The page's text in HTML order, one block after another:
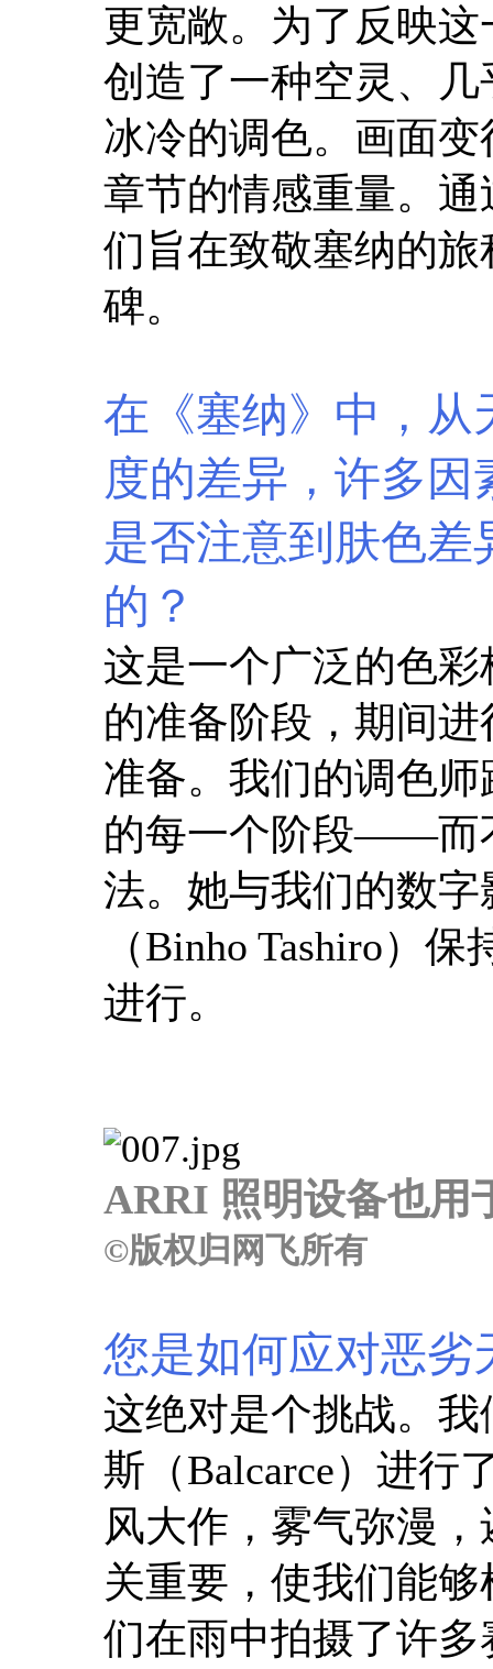
更宽敞。为了反映
创造了一种空灵、
冰冷的调色。画面
章节的情感重量。
们旨在致敬塞纳的
碑。
在《塞纳》中，从
度的差异，许多
是否注意到肤色差
的？
这是一个广泛的色
的准备阶段，期间
准备。我们的调色
的每一个阶段——而
法。她与我们的数
（Binho Tashiro）
进行。
ARRI 照明设备也用
©版权归网飞所有
您是如何应对恶劣
这绝对是个挑战。
斯（Balcarce）进行
风大作，雾气弥漫
关重要，使我们能
们在雨中拍摄了许多